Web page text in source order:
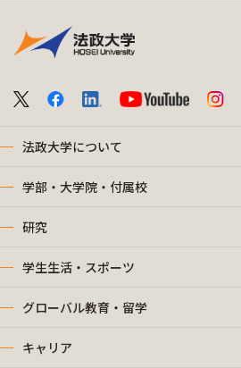
法政大学について
学部・大学院・付属校
研究
学生生活・スポーツ
グローバル教育・留学
キャリア